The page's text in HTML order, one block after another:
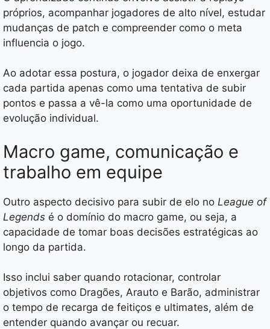
próprios, acompanhar jogadores de alto nível, estudar
mudanças de patch e compreender como o meta
influencia o jogo.
Ao adotar essa postura, o jogador deixa de enxergar
cada partida apenas como uma tentativa de subir
pontos e passa a vê-la como uma oportunidade de
evolução individual.
Macro game, comunicação e
trabalho em equipe
Outro aspecto decisivo para subir de elo no League of
Legends é o domínio do macro game, ou seja, a
capacidade de tomar boas decisões estratégicas ao
longo da partida.
Isso inclui saber quando rotacionar, controlar
objetivos como Dragões, Arauto e Barão, administrar
o tempo de recarga de feitiços e ultimates, além de
entender quando avançar ou recuar.